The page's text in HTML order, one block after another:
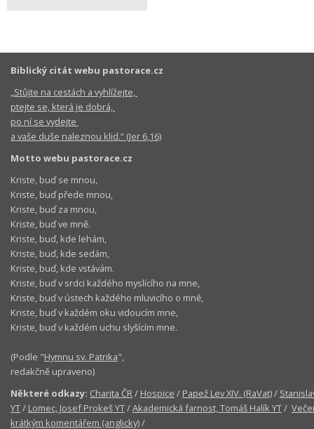
Biblický citát webu pastorace.cz
„Stůjte na cestách a vyhlížejte,
ptejte se, která je dobrá,
po ní se vydejte
a vaše duše naleznou klid.“ (Jer 6,16)
Motto webu pastorace.cz
Kriste, buď se mnou,
Kriste, buď přede mnou,
Kriste, buď za mnou,
Kriste, buď ve mně.
Kriste, buď, kde lehám,
Kriste, buď, kde sedám,
Kriste, buď, kde vstávám.
Kriste, buď v srdci každého myslícího na mne,
Kriste, buď v ústech každého mluvicího o mně,
Kriste, buď v každém oku vidoucím mne,
Kriste, buď v každém uchu slyšícím mne.
(Podle "Hymnu sv. Patrika",
redakčně upraveno)
Některé odkazy: Charita ČR / Hospice / Papež Lev XIV. (RaVat)/
YT/ Lomec, Josef Prokeš YT/Akademická farnost, Tomáš Halík YT/
krátkým komentářem (anglicky)/